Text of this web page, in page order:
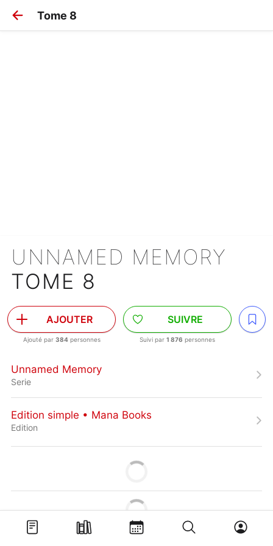
Tome 8
UNNAMED MEMORY
TOME 8
AJOUTER
Ajouté par 384personnes
SUIVRE
Suivi par 1 876 personnes
Unnamed Memory
Serie
Edition simple • Mana Books
Edition